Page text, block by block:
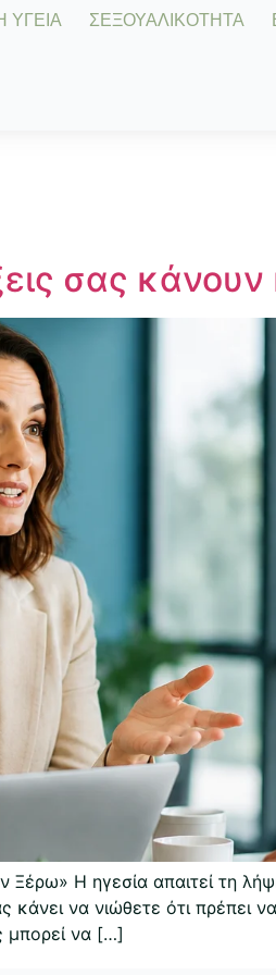
ΥΓΕΙΑ ΣΕΞΟΥΑΛΙΚΟΤΗΤΑ
σας κάνουν
Ξέρω» Η ηγεσία απαιτεί τη
να νιώθετε ότι πρέπει
μπορεί να […]